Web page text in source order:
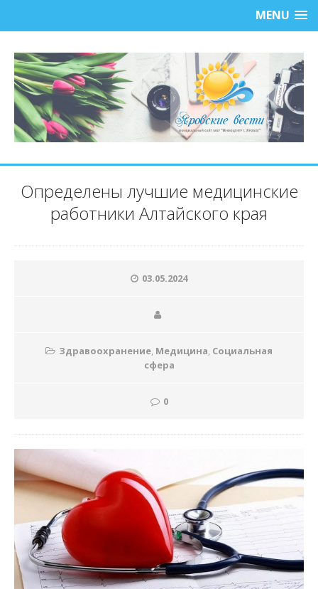
MENU
Определены лучшие медицинские
работники Алтайского края
03.05.2024
Здравоохранение, Медицина, Социальная
сфера
0